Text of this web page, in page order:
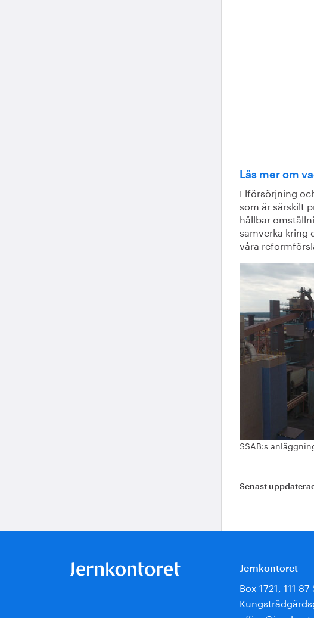
Läs mer om
Elförsörjning
som är särskilt
hållbar
samverka kring
våra
SSAB:s
Senast
Jernkontoret
Box 1721, 111